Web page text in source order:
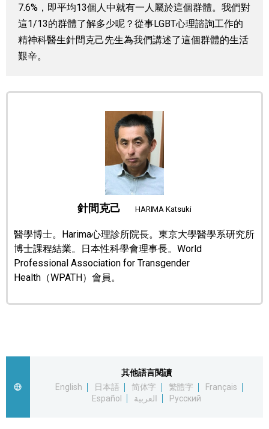
更多
人物訪談
科學技術
7.6%，即平均13個人中就有一人屬於這個群體。我們對
這1/13的群體了解多少呢？從事LGBT心理諮詢工作的
精神科醫生針間克己先生為我們講述了這個群體的生活
艱辛。
針間克己 HARIMA Katsuki
醫學博士。Harima心理診所院長。東京大學醫學系研究所
博士課程結業。日本性科學會理事長。World
Professional Association for Transgender
Health（WPATH）會員。
其他語言閱讀
English
日本語 简体字 繁體字
Français
Español
العربية Русский